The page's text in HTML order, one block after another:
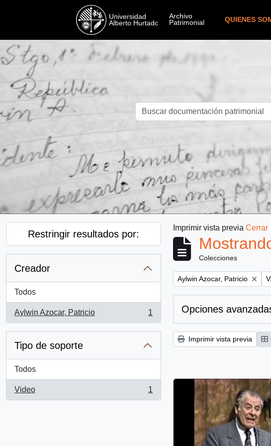
QUIENES
Restringir resultados por:
Creador
Todos
Aylwin Azocar, Patricio
, 1 resultados
1
Tipo de soporte
Todos
Video
, 1 resultados
1
Imprimir vista previa Cerrar
Colecciones
Remove filter:
Aylwin Azocar, Patricio
Opciones
Imprimir vista previa